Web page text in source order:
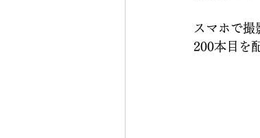
スマホで撮
200本目を